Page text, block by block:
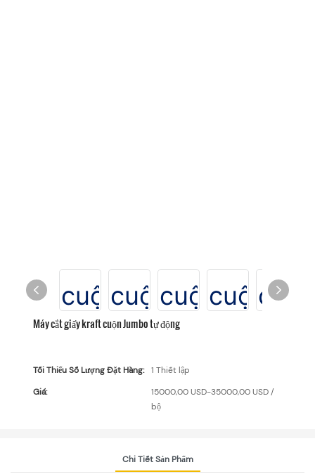
Máy cắt giấy kraft cuộn Jumbo tự động
Tối Thiểu Số Lượng Đặt Hàng:
1 Thiết lập
Giá:
15000,00 USD-35000,00 USD /
bộ
Chi Tiết Sản Phẩm